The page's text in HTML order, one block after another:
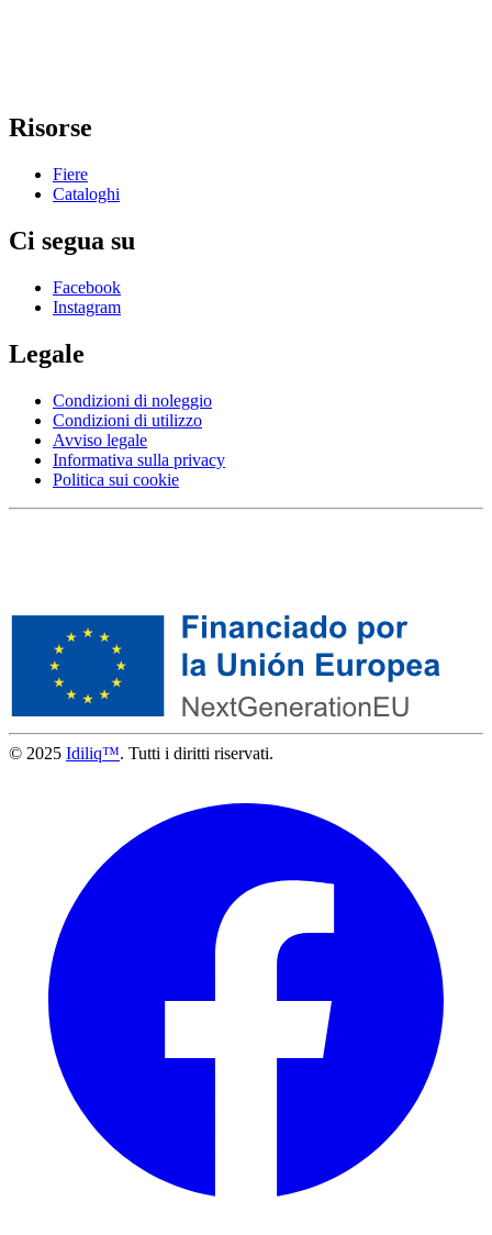
Risorse
Fiere
Cataloghi
Ci segua su
Facebook
Instagram
Legale
Condizioni di noleggio
Condizioni di utilizzo
Avviso legale
Informativa sulla privacy
Politica sui cookie
© 2025 Idiliq™. Tutti i diritti riservati.